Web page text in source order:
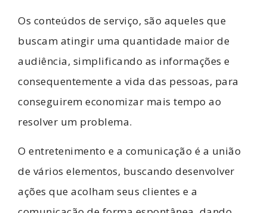
Os conteúdos de serviço, são aqueles que
buscam atingir uma quantidade maior de
audiência, simplificando as informações e
consequentemente a vida das pessoas, para
conseguirem economizar mais tempo ao
resolver um problema.
O entretenimento e a comunicação é a união
de vários elementos, buscando desenvolver
ações que acolham seus clientes e a